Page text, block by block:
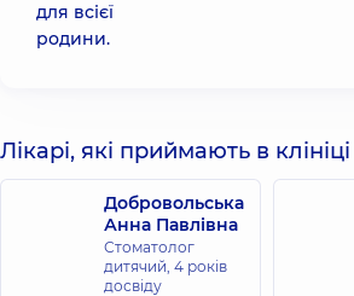
для всієї
родини.
Лікарі, які приймають в клініці
Добровольська
Анна Павлівна
Стоматолог
дитячий, 4 років
досвіду